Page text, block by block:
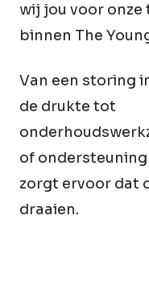
wij jou voor
binnen The
Van een storing
de drukte tot
of
zorgt ervoor dat
draaien.